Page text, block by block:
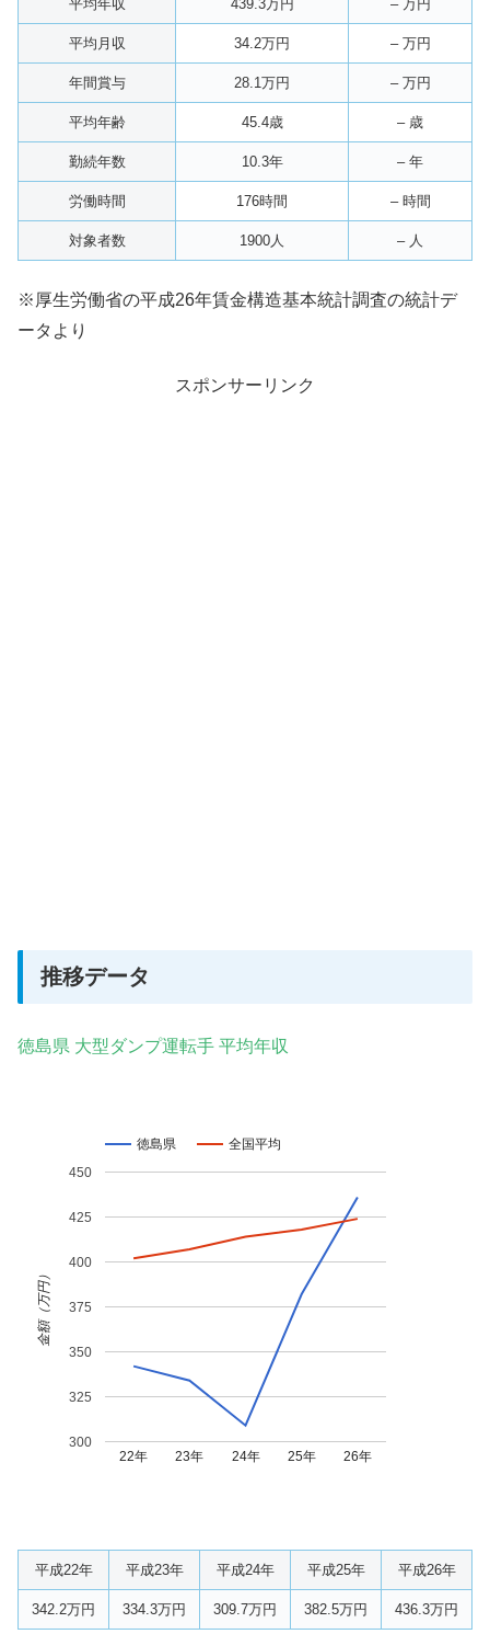
平均年収 439.3万円 – 万円
平均月収 34.2万円 – 万円
年間賞与 28.1万円 – 万円
平均年齢 45.4歳 – 歳
勤続年数 10.3年 – 年
労働時間 176時間 – 時間
対象者数 1900人 – 人
※厚生労働省の平成26年賃金構造基本統計調査の統計デ
ータより
スポンサーリンク
推移データ
徳島県 大型ダンプ運転手 平均年収
徳島県 全国平均
22年 23年 24年 25年 26年
300
325
350
375
400
425
450
金額（万円）
平成22年 平成23年 平成24年 平成25年 平成26年
342.2万円 334.3万円 309.7万円 382.5万円 436.3万円